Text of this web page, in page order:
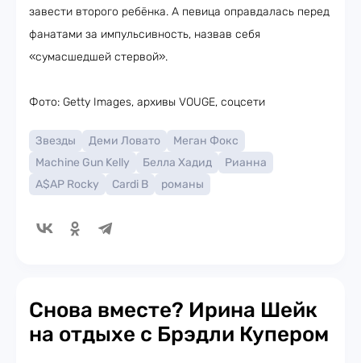
завести второго ребёнка. А певица оправдалась перед
фанатами за импульсивность, назвав себя
«сумасшедшей стервой».
Фото: Getty Images, архивы VOUGE, соцсети
Звезды Деми Ловато
Меган Фокс
Machine Gun Kelly
Белла Хадид
Рианна
A$AP Rocky
Cardi B романы
Снова вместе? Ирина Шейк
на отдыхе с Брэдли Купером